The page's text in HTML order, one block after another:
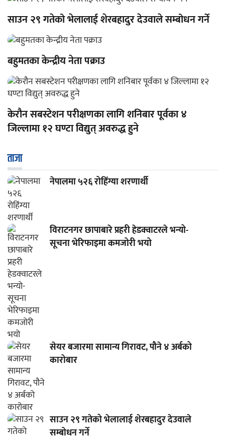
साउन २९ गतेको भेलालाई शेरबहादुर देउवाले सम्बोधन गर्ने
बहुमतका केन्द्रीय नेता पक्राउ
केरौन सबस्टेशन परीक्षणका लागि शनिबार पूर्वका ४
जिल्लामा १२ घण्टा विद्युत् अवरुद्ध हुने
ताजा
नेपालमा ५२६ रोहिंग्या शरणार्थी
विराटनगर छापाबारे प्रहरी हेडक्वाटरले भन्यो-
सूचना भेरिफाइमा कमजोरी भयो
सेयर बजारमा सामान्य गिरावट, पौने ४ अर्बको
कारोबार
साउन २९ गतेको भेलालाई शेरबहादुर देउवाले
सम्बोधन गर्ने